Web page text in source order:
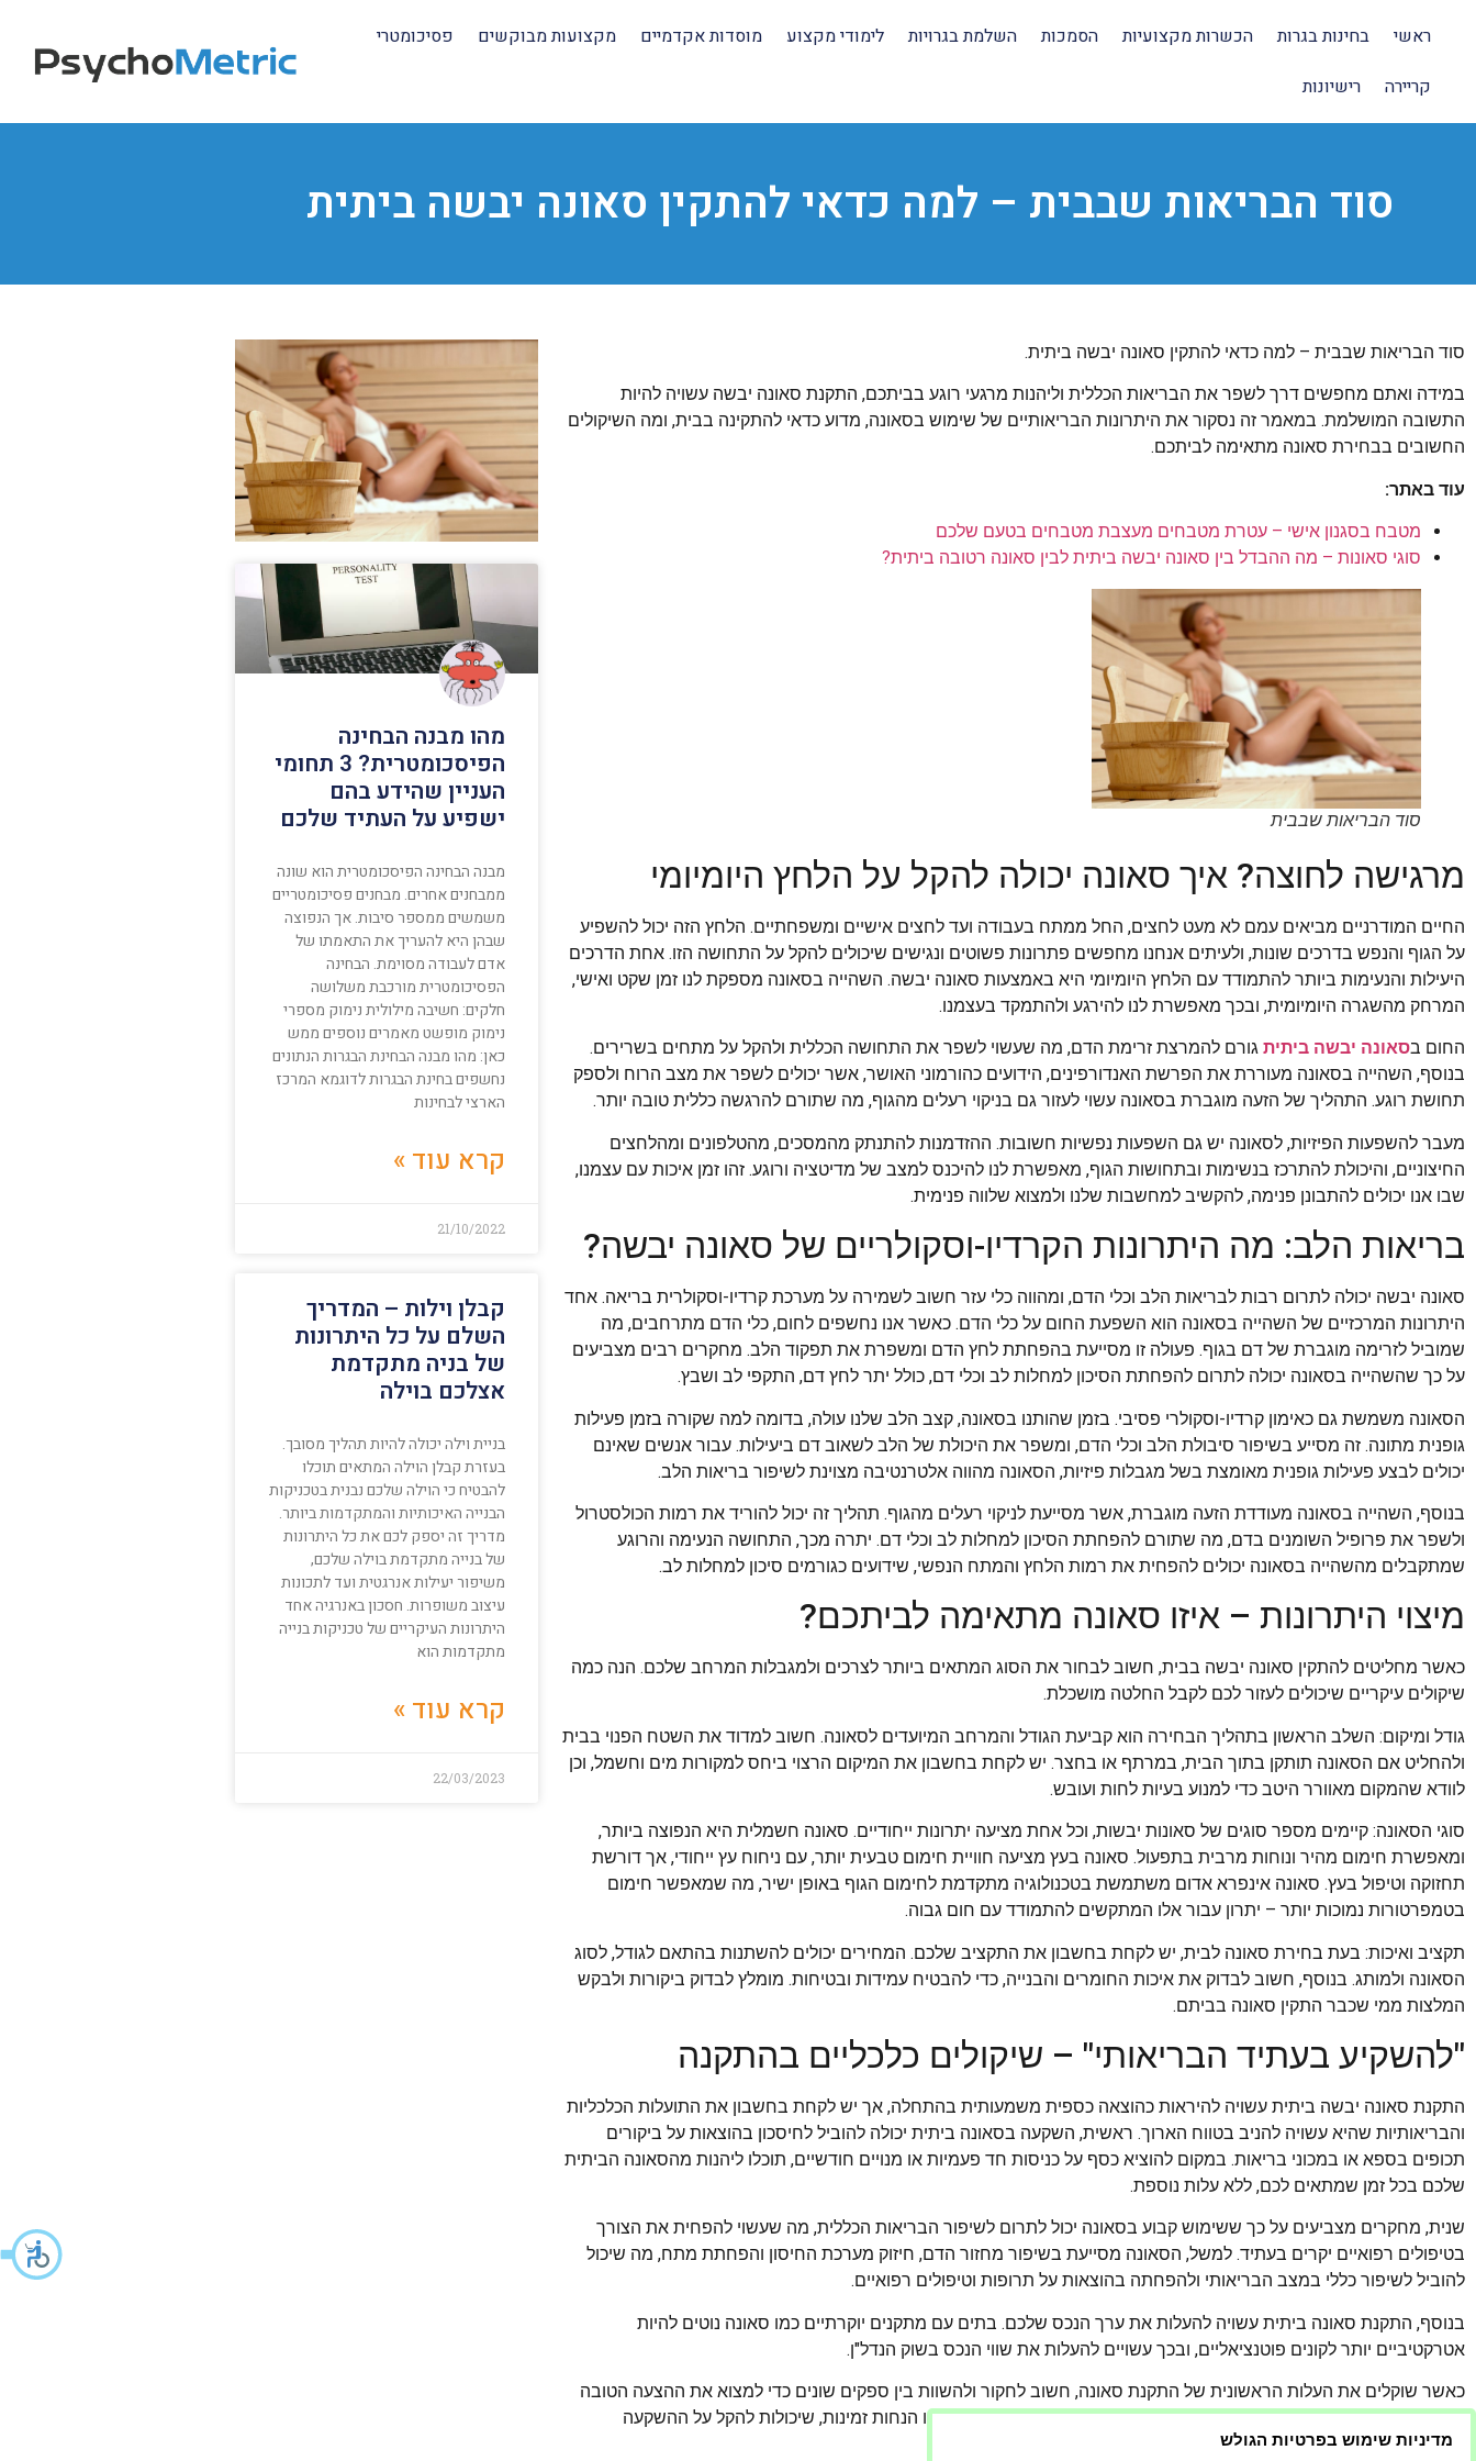
ראשי בחינות בגרות הכשרות מקצועיות הסמכות השלמת בגרויות לימודי מקצוע מוסדות אקדמיים מקצועות מבוקשים
פסיכומטרי
קריירה
רישיונות
סוד הבריאות שבבית – למה כדאי להתקין סאונה יבשה ביתית
סוד הבריאות שבבית – למה כדאי להתקין סאונה יבשה ביתית.
במידה ואתם מחפשים דרך לשפר את הבריאות הכללית וליהנות מרגעי רוגע בביתכם, התקנת סאונה יבשה עשויה להיות
התשובה המושלמת. במאמר זה נסקור את היתרונות הבריאותיים של שימוש בסאונה, מדוע כדאי להתקינה בבית, ומה השיקולים
החשובים בבחירת סאונה מתאימה לביתכם.
עוד באתר:
מטבח בסגנון אישי – עטרת מטבחים מעצבת מטבחים בטעם שלכם
סוגי סאונות – מה ההבדל בין סאונה יבשה ביתית לבין סאונה רטובה ביתית?
סוד הבריאות שבבית
מרגישה לחוצה? איך סאונה יכולה להקל על הלחץ היומיומי
החיים המודרניים מביאים עמם לא מעט לחצים, החל ממתח בעבודה ועד לחצים אישיים ומשפחתיים. הלחץ הזה יכול להשפיע
על הגוף והנפש בדרכים שונות, ולעיתים אנחנו מחפשים פתרונות פשוטים ונגישים שיכולים להקל על התחושה הזו. אחת הדרכים
היעילות והנעימות ביותר להתמודד עם הלחץ היומיומי היא באמצעות סאונה יבשה. השהייה בסאונה מספקת לנו זמן שקט ואישי,
המרחק מהשגרה היומיומית, ובכך מאפשרת לנו להירגע ולהתמקד בעצמנו.
החום בסאונה יבשה ביתית גורם להמרצת זרימת הדם, מה שעשוי לשפר את התחושה הכללית ולהקל על מתחים בשרירים.
בנוסף, השהייה בסאונה מעוררת את הפרשת האנדורפינים, הידועים כהורמוני האושר, אשר יכולים לשפר את מצב הרוח ולספק
תחושת רוגע. התהליך של הזעה מוגברת בסאונה עשוי לעזור גם בניקוי רעלים מהגוף, מה שתורם להרגשה כללית טובה יותר.
מעבר להשפעות הפיזיות, לסאונה יש גם השפעות נפשיות חשובות. ההזדמנות להתנתק מהמסכים, מהטלפונים ומהלחצים
החיצוניים, והיכולת להתרכז בנשימות ובתחושות הגוף, מאפשרת לנו להיכנס למצב של מדיטציה ורוגע. זהו זמן איכות עם עצמנו,
שבו אנו יכולים להתבונן פנימה, להקשיב למחשבות שלנו ולמצוא שלווה פנימית.
בריאות הלב: מה היתרונות הקרדיו-וסקולריים של סאונה יבשה?
סאונה יבשה יכולה לתרום רבות לבריאות הלב וכלי הדם, ומהווה כלי עזר חשוב לשמירה על מערכת קרדיו-וסקולרית בריאה. אחד
היתרונות המרכזיים של השהייה בסאונה הוא השפעת החום על כלי הדם. כאשר אנו נחשפים לחום, כלי הדם מתרחבים, מה
שמוביל לזרימה מוגברת של דם בגוף. פעולה זו מסייעת בהפחתת לחץ הדם ומשפרת את תפקוד הלב. מחקרים רבים מצביעים
על כך שהשהייה בסאונה יכולה לתרום להפחתת הסיכון למחלות לב וכלי דם, כולל יתר לחץ דם, התקפי לב ושבץ.
הסאונה משמשת גם כאימון קרדיו-וסקולרי פסיבי. בזמן שהותנו בסאונה, קצב הלב שלנו עולה, בדומה למה שקורה בזמן פעילות
גופנית מתונה. זה מסייע בשיפור סיבולת הלב וכלי הדם, ומשפר את היכולת של הלב לשאוב דם ביעילות. עבור אנשים שאינם
יכולים לבצע פעילות גופנית מאומצת בשל מגבלות פיזיות, הסאונה מהווה אלטרנטיבה מצוינת לשיפור בריאות הלב.
בנוסף, השהייה בסאונה מעודדת הזעה מוגברת, אשר מסייעת לניקוי רעלים מהגוף. תהליך זה יכול להוריד את רמות הכולסטרול
ולשפר את פרופיל השומנים בדם, מה שתורם להפחתת הסיכון למחלות לב וכלי דם. יתרה מכך, התחושה הנעימה והרוגע
שמתקבלים מהשהייה בסאונה יכולים להפחית את רמות הלחץ והמתח הנפשי, שידועים כגורמים סיכון למחלות לב.
מיצוי היתרונות – איזו סאונה מתאימה לביתכם?
כאשר מחליטים להתקין סאונה יבשה בבית, חשוב לבחור את הסוג המתאים ביותר לצרכים ולמגבלות המרחב שלכם. הנה כמה
שיקולים עיקריים שיכולים לעזור לכם לקבל החלטה מושכלת.
גודל ומיקום: השלב הראשון בתהליך הבחירה הוא קביעת הגודל והמרחב המיועדים לסאונה. חשוב למדוד את השטח הפנוי בבית
ולהחליט אם הסאונה תותקן בתוך הבית, במרתף או בחצר. יש לקחת בחשבון את המיקום הרצוי ביחס למקורות מים וחשמל, וכן
לוודא שהמקום מאוורר היטב כדי למנוע בעיות לחות ועובש.
סוגי הסאונה: קיימים מספר סוגים של סאונות יבשות, וכל אחת מציעה יתרונות ייחודיים. סאונה חשמלית היא הנפוצה ביותר,
ומאפשרת חימום מהיר ונוחות מרבית בתפעול. סאונה בעץ מציעה חוויית חימום טבעית יותר, עם ניחוח עץ ייחודי, אך דורשת
תחזוקה וטיפול בעץ. סאונה אינפרא אדום משתמשת בטכנולוגיה מתקדמת לחימום הגוף באופן ישיר, מה שמאפשר חימום
בטמפרטורות נמוכות יותר – יתרון עבור אלו המתקשים להתמודד עם חום גבוה.
תקציב ואיכות: בעת בחירת סאונה לבית, יש לקחת בחשבון את התקציב שלכם. המחירים יכולים להשתנות בהתאם לגודל, לסוג
הסאונה ולמותג. בנוסף, חשוב לבדוק את איכות החומרים והבנייה, כדי להבטיח עמידות ובטיחות. מומלץ לבדוק ביקורות ולבקש
המלצות ממי שכבר התקין סאונה בביתם.
"להשקיע בעתיד הבריאותי" – שיקולים כלכליים בהתקנה
התקנת סאונה יבשה ביתית עשויה להיראות כהוצאה כספית משמעותית בהתחלה, אך יש לקחת בחשבון את התועלות הכלכליות
והבריאותיות שהיא עשויה להניב בטווח הארוך. ראשית, השקעה בסאונה ביתית יכולה להוביל לחיסכון בהוצאות על ביקורים
תכופים בספא או במכוני בריאות. במקום להוציא כסף על כניסות חד פעמיות או מנויים חודשיים, תוכלו ליהנות מהסאונה הביתית
שלכם בכל זמן שמתאים לכם, ללא עלות נוספת.
שנית, מחקרים מצביעים על כך ששימוש קבוע בסאונה יכול לתרום לשיפור הבריאות הכללית, מה שעשוי להפחית את הצורך
בטיפולים רפואיים יקרים בעתיד. למשל, הסאונה מסייעת בשיפור מחזור הדם, חיזוק מערכת החיסון והפחתת מתח, מה שיכול
להוביל לשיפור כללי במצב הבריאותי ולהפחתה בהוצאות על תרופות וטיפולים רפואיים.
בנוסף, התקנת סאונה ביתית עשויה להעלות את ערך הנכס שלכם. בתים עם מתקנים יוקרתיים כמו סאונה נוטים להיות
אטרקטיביים יותר לקונים פוטנציאליים, ובכך עשויים להעלות את שווי הנכס בשוק הנדל"ן.
כאשר שוקלים את העלות הראשונית של התקנת סאונה, חשוב לחקור ולהשוות בין ספקים שונים כדי למצוא את ההצעה הטובה
ביותר במסגרת התקציב שלכם. כדאי גם לבדוק האם ישנן אפשרויות מימון או הנחות זמינות, שיכולות להקל על ההשקעה
הראשונית.
מהו מבנה הבחינה
הפיסכומטרית? 3 תחומי
העניין שהידע בהם
ישפיע על העתיד שלכם
מבנה הבחינה הפיסכומטרית הוא שונה
ממבחנים אחרים. מבחנים פסיכומטריים
משמשים ממספר סיבות. אך הנפוצה
שבהן היא להעריך את התאמתו של
אדם לעבודה מסוימת. הבחינה
הפסיכומטרית מורכבת משלושה
חלקים: חשיבה מילולית נימוק מספרי
נימוק מופשט מאמרים נוספים ממש
כאן: מהו מבנה הבחינת הבגרות הנתונים
נחשפים בחינת הבגרות לדוגמא המרכז
הארצי לבחינות
קרא עוד »
21/10/2022
קבלן וילות – המדריך
השלם על כל היתרונות
של בניה מתקדמת
אצלכם בוילה
בניית וילה יכולה להיות תהליך מסובך.
בעזרת קבלן הוילה המתאים תוכלו
להבטיח כי הוילה שלכם נבנית בטכניקות
הבנייה האיכותיות והמתקדמות ביותר.
מדריך זה יספק לכם את כל היתרונות
של בנייה מתקדמת בוילה שלכם,
משיפור יעילות אנרגטית ועד לתכונות
עיצוב משופרות. חסכון באנרגיה אחד
היתרונות העיקריים של טכניקות בנייה
מתקדמות הוא
קרא עוד »
22/03/2023
מדיניות שימוש בפרטיות הגולש